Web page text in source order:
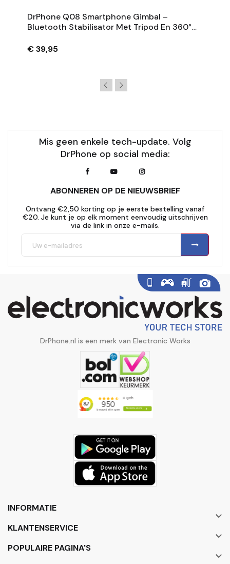
DrPhone Q08 Smartphone Gimbal –
Bluetooth Stabilisator Met Tripod En 360°
€ 39,95
Mis geen enkele tech-update. Volg
DrPhone op social media:
ABONNEREN OP DE NIEUWSBRIEF
Ontvang €2,50 korting op je eerste bestelling vanaf
€20. Je kunt je op elk moment eenvoudig uitschrijven
via de link in onze e-mails.
DrPhone.nl is een merk van Electronic Works
INFORMATIE

KLANTENSERVICE

POPULAIRE PAGINA'S
